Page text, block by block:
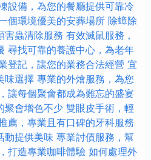
設備，為您的餐廳提供可靠冷
個環境優美的安葬場所 除蟑除
害蟲清除服務 有效滅鼠服務，
尋找可靠的養護中心，為老年
登記，讓您的業務合法經營 宜
味選擇 專業的外燴服務，為您
讓每個聚會都成為難忘的盛宴
聚會增色不少 雙眼皮手術，輕
薦，專業且有口碑的牙科服務
動提供美味 專業討債服務，幫
打造專業咖啡體驗 如何處理外